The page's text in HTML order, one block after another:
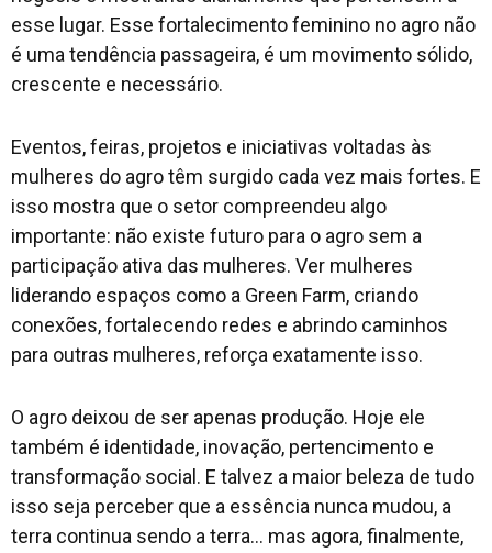
esse lugar. Esse fortalecimento feminino no agro não
é uma tendência passageira, é um movimento sólido,
crescente e necessário.
Eventos, feiras, projetos e iniciativas voltadas às
mulheres do agro têm surgido cada vez mais fortes. E
isso mostra que o setor compreendeu algo
importante: não existe futuro para o agro sem a
participação ativa das mulheres. Ver mulheres
liderando espaços como a Green Farm, criando
conexões, fortalecendo redes e abrindo caminhos
para outras mulheres, reforça exatamente isso.
O agro deixou de ser apenas produção. Hoje ele
também é identidade, inovação, pertencimento e
transformação social. E talvez a maior beleza de tudo
isso seja perceber que a essência nunca mudou, a
terra continua sendo a terra… mas agora, finalmente,